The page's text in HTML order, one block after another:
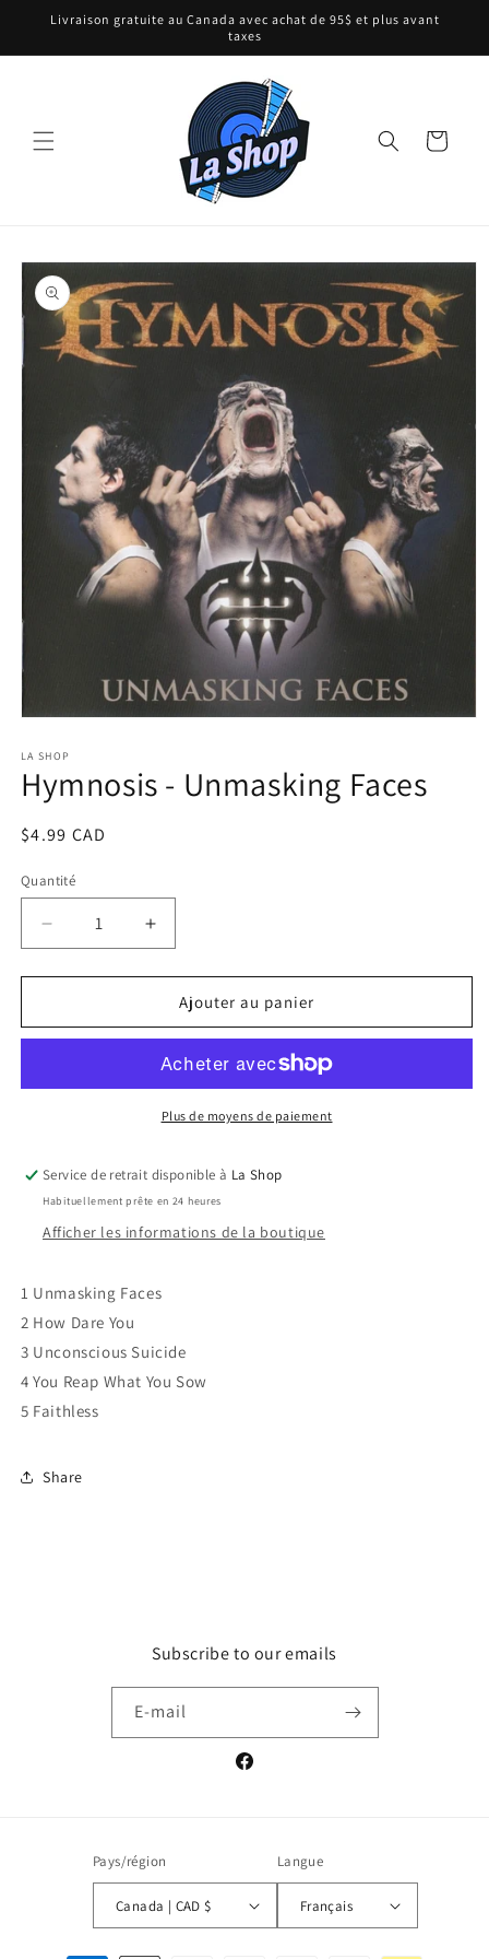
passer
Livraison gratuite au Canada avec achat de 95$ et plus avant
taxes
Panier
Passer aux
informations
produits
média
1
dans
modale
LA SHOP
Hymnosis - Unmasking Faces
Prix
$4.99 CAD
Quantité
Réduire
la
quantité
Hymnosis
Faces
Augmenter
la
quantité
Hymnosis
Unmasking
Faces
Ajouter au panier
Plus de moyens de paiement
Service de retrait disponible à La Shop
Habituellement prête en 24 heures
Afficher les informations de la boutique
1 Unmasking Faces
2 How Dare You
3 Unconscious Suicide
4 You Reap What You Sow
5 Faithless
Share
Subscribe to our emails
E-mail
Facebook
Pays/région
Canada | CAD $
Langue
Français